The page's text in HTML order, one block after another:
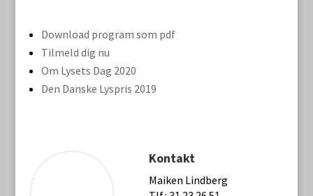
Download program som pdf
Tilmeld dig nu
Om Lysets Dag 2020
Den Danske Lyspris 2019
Kontakt
Maiken Lindberg